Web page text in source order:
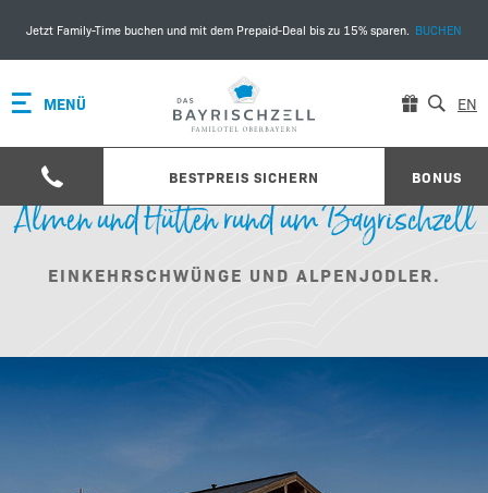
Jetzt Family-Time buchen und mit dem Prepaid-Deal bis zu 15% sparen. BUCHEN
MENÜ
BESTPREIS SICHERN BONUS
EN
Almen und Hütten rund um Bayrischzell
EINKEHRSCHWÜNGE UND ALPENJODLER.